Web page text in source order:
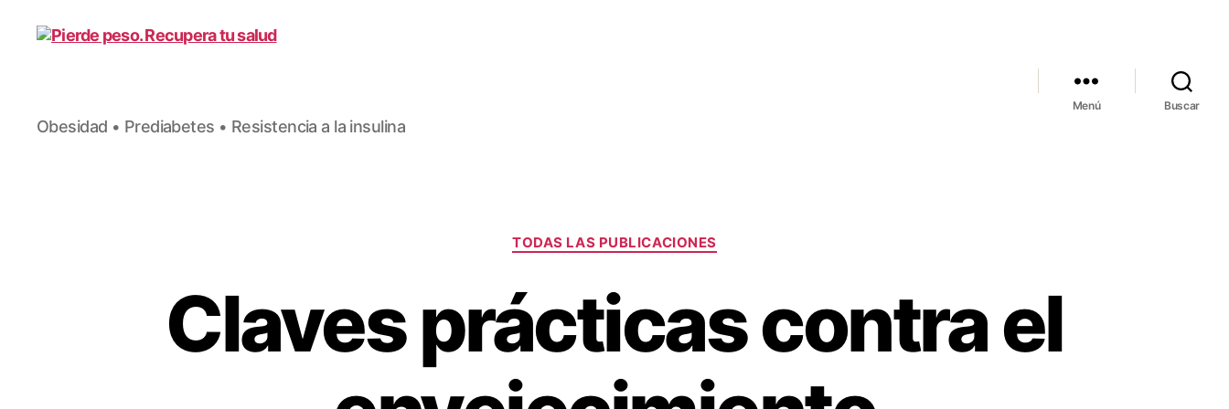
Pierde
peso.
Obesidad • Prediabetes • Resistencia a la insulina
Menú Buscar
Categorías
TODAS LAS PUBLICACIONES
Claves prácticas contra el